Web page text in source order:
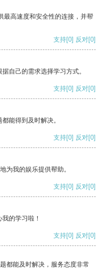
最高速度和安全性的连接，并帮
支持[0] 反对[0]
自己的需求选择学习方式。
支持[0] 反对[0]
能得到及时解决。
支持[0] 反对[0]
为我的娱乐提供帮助。
支持[0] 反对[0]
的学习啦！
支持[0] 反对[0]
都能及时解决，服务态度非常